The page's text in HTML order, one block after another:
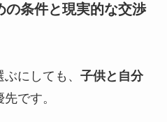
の条件と現実的な交渉
にしても、 子供と自分
です。